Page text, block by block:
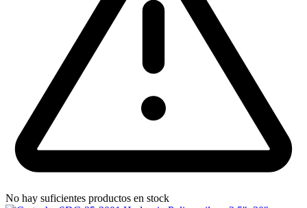
No hay suficientes productos en stock